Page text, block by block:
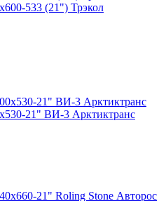
533 (21") Трэкол
21" ВИ-3 Арктиктранс